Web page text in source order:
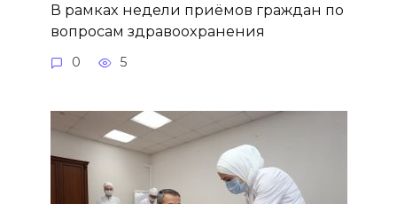
В рамках недели приёмов граждан по
вопросам здравоохранения
0 5